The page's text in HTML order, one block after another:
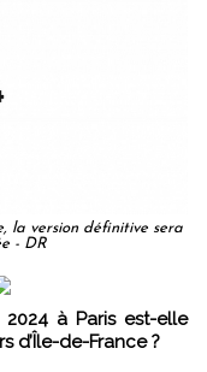
la version définitive sera
- DR
d’Île-de-France ?